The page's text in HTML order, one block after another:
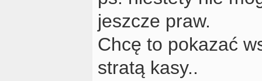
jeszcze praw.
Chcę to pokazać
stratą kasy..